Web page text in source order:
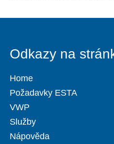
Odkazy na
Home
Požadavky ESTA
VWP
Služby
Nápověda